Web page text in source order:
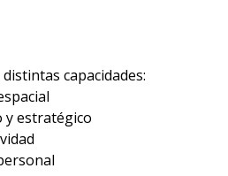
capacidades:
y estratégico